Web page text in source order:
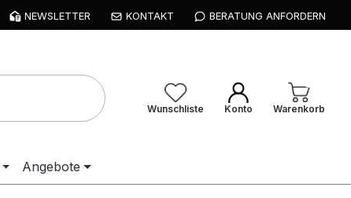
NEWSLETTER KONTAKT BERATUNG ANFORDERN
Wunschliste Konto Warenkorb
Angebote